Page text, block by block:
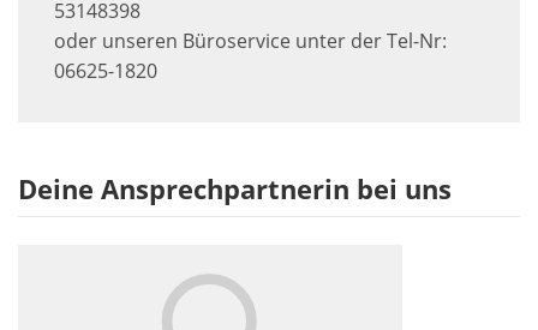
53148398
oder unseren Büroservice unter der Tel-Nr:
06625-1820
Deine Ansprechpartnerin bei uns